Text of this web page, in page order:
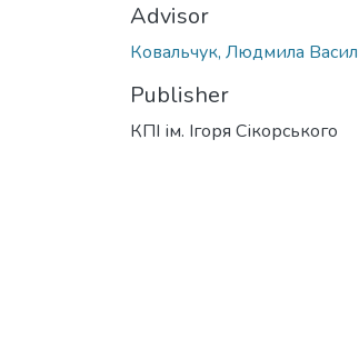
Advisor
Ковальчук, Людмила
Publisher
КПІ ім. Ігоря Сікорського